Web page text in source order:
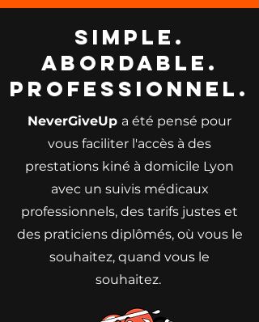
Simple.
Abordable.
Professionnel.
NeverGiveUp a été pensé pour
vous faciliter l'accès à des
prestations kiné à domicile Lyon
avec un suivis médicaux
professionnels, des tarifs justes et
des praticiens diplômés, où vous le
souhaitez, quand vous le
souhaitez. ​